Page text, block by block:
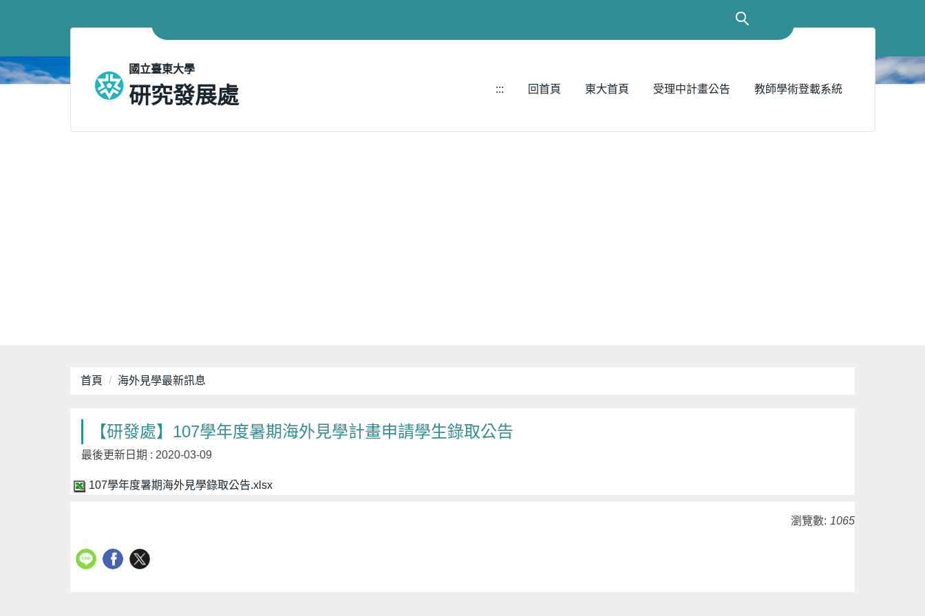
要
內
國立臺東大學
研究發展處 ::: 回首頁 東大首頁 受理中計畫公告 教師學術登載系統
首頁 海外見學最新訊息
【研發處】107學年度暑期海外見學計畫申請學生錄取公告
最後更新日期 : 2020-03-09
107學年度暑期海外見學錄取公告.xlsx
瀏覽數: 1065